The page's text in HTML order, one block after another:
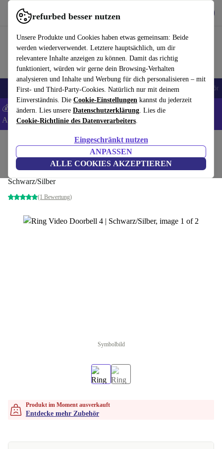
refurbed besser nutzen
Unsere Produkte und Cookies haben etwas gemeinsam: Beide
werden wiederverwendet. Letztere hauptsächlich, um dir
relevantere Inhalte anzeigen zu können. Damit das richtig
funktioniert, würden wir gerne dein Browsing-Verhalten
analysieren und Inhalte und Werbung für dich personalisieren – mit
First- und Third-Party-Cookies. Natürlich nur mit deinem
Einverständnis. Die Cookie-Einstellungen kannst du jederzeit
ändern. Lies unsere Datenschutzerklärung. Lies die
Cookie-Richtlinie des Datenverarbeiters.
Eingeschränkt nutzen
ANPASSEN
ALLE COOKIES AKZEPTIEREN
refurbed schnell und einfach nutzen
🎒 Back to school Handys Laptops Tablets Smartwatches Zubehör
💰 Extra -5% auf Samsung- und Google-Smartphones - Code:
ANDROID5 -AGB
Zubehör
Ring Video Doorbell 4
Schwarz/Silber
(1 Bewertung)
Symbolbild
Produkt im Moment ausverkauft
Entdecke mehr Zubehör